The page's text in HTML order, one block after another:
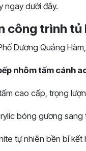
ngay dưới đây.
công trình tủ
Dương Quảng
nhôm tấm cánh
cao cấp, trọng
bóng gương sang
tự nhiên bền bỉ kết